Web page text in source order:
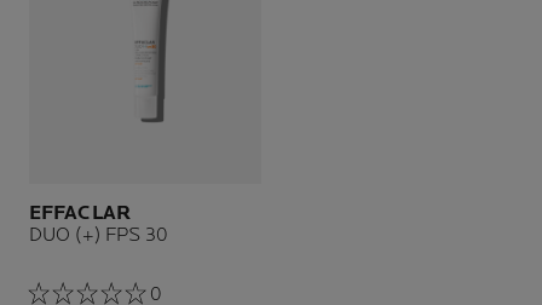
EFFACLAR
DUO (+) FPS 30
0